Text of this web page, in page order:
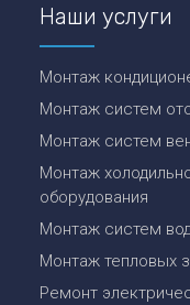
Наши услуги
Монтаж
Монтаж систем
Монтаж систем
Монтаж
оборудования
Монтаж систем
Монтаж тепловых
Ремонт